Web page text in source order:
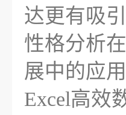
达更有吸
性格分析
展中的应用
Excel高效